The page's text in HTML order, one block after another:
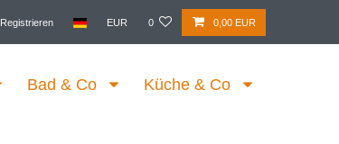
Registrieren EUR 0 0,00 EUR
Bad & Co Küche & Co